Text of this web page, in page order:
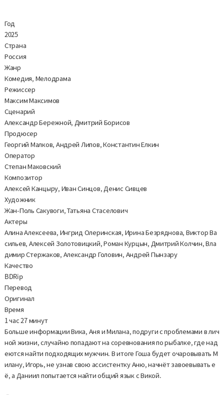
Год
2025
Страна
Россия
Жанр
Комедия, Мелодрама
Режиссер
Максим Максимов
Сценарий
Александр Бережной, Дмитрий Борисов
Продюсер
Георгий Малков, Андрей Липов, Константин Елкин
Оператор
Степан Маковский
Композитор
Алексей Канцыру, Иван Синцов, Денис Сивцев
Художник
Жан-Поль Сакувоги, Татьяна Стаселович
Актеры
Алина Алексеева, Ингрид Олеринская, Ирина Безряднова, Виктор Ва
сильев, Алексей Золотовицкий, Роман Курцын, Дмитрий Колчин, Вла
димир Стержаков, Александр Головин, Андрей Пынзару
Качество
BDRip
Перевод
Оригинал
Время
1 час 27 минут
Больше информации Вика, Аня и Милана, подруги с проблемами в лич
ной жизни, случайно попадают на соревнования по рыбалке, где над
еются найти подходящих мужчин. В итоге Гоша будет очаровывать М
илану, Игорь, не узнав свою ассистентку Аню, начнёт завоевывать е
ё, а Даниил попытается найти общий язык с Викой.